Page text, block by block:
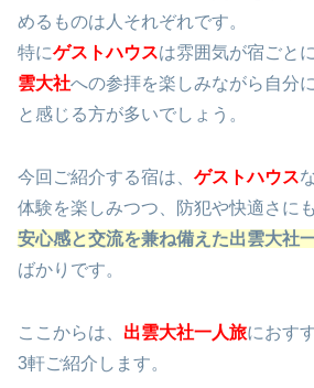
めるものは人それぞれです。
特にゲストハウスは雰囲気が宿ごと
雲大社への参拝を楽しみながら自分
と感じる方が多いでしょう。
今回ご紹介する宿は、 ゲストハウス
体験を楽しみつつ、防犯や快適さに
安心感と交流を兼ね備えた出雲大社
ばかりです。
ここからは、 出雲大社一人旅におす
3軒ご紹介します。